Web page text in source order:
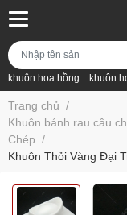
khuôn hoa hồng khuôn
Trang chủ /
Khuôn bánh rau câu
Chép /
Khuôn Thỏi Vàng Đại